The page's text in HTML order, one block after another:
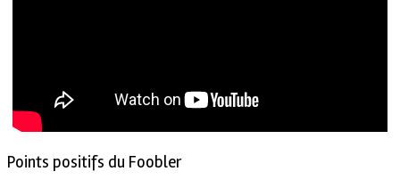
Points positifs du Foobler